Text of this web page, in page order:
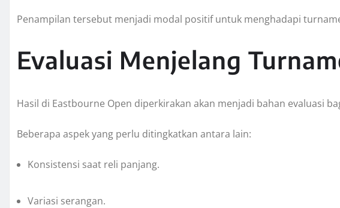
Penampilan tersebut menjadi modal positif untuk menghadapi
Evaluasi Menjelang
Hasil di Eastbourne Open diperkirakan akan menjadi bahan evaluasi
Beberapa aspek yang perlu ditingkatkan antara lain:
Konsistensi saat reli panjang.
Variasi serangan.